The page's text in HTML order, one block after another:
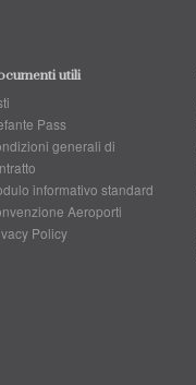
utili
Pass
generali di
informativo standard
Aeroporti
Policy